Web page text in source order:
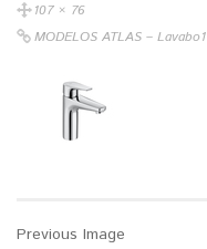
107 × 76
MODELOS ATLAS – Lavabo1
Previous Image